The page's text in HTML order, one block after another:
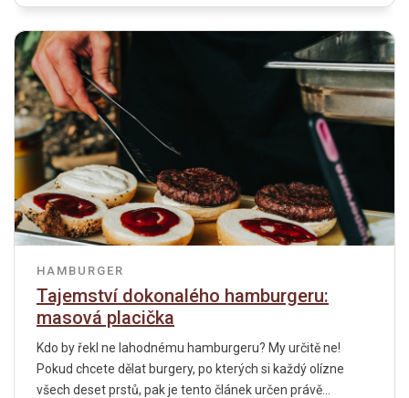
HAMBURGER
Tajemství dokonalého hamburgeru:
masová placička
Kdo by řekl ne lahodnému hamburgeru? My určitě ne!
Pokud chcete dělat burgery, po kterých si každý olízne
všech deset prstů, pak je tento článek určen právě...